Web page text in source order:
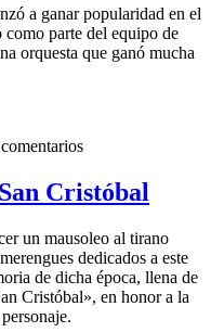
a ganar popularidad en el
como parte del equipo de
orquesta que ganó mucha
Cristóbal
un mausoleo al tirano
dedicados a este
de dicha época, llena de
Cristóbal», en honor a la